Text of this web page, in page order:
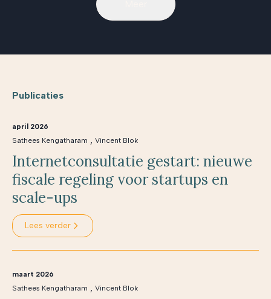
Publicaties
april 2026
Sathees Kengatharam , Vincent Blok
Internetconsultatie gestart: nieuwe
fiscale regeling voor startups en
scale-ups
Lees verder
maart 2026
Sathees Kengatharam , Vincent Blok